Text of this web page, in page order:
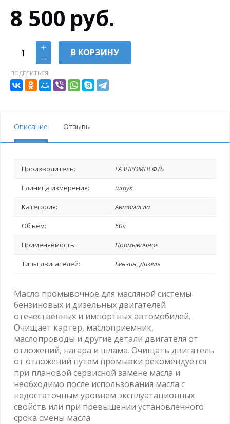
8 500 руб.
В КОРЗИНУ
ПОДЕЛИТЬСЯ:
Описание Отзывы
Производитель: ГАЗПРОМНЕФТЬ
Единица измерения: штук
Категория: Автомасла
Объем: 50л
Применяемость: Промывочное
Типы двигателей: Бензин, Дизель
Масло промывочное для масляной системы
бензиновых и дизельных двигателей
отечественных и импортных автомобилей.
Очищает картер, маслоприемник,
маслопроводы и другие детали двигателя от
отложений, нагара и шлама. Очищать двигатель
от отложений путем промывки рекомендуется
при плановой сервисной замене масла и
необходимо после использования масла с
недостаточным уровнем эксплуатационных
свойств или при превышении установленного
срока смены масла